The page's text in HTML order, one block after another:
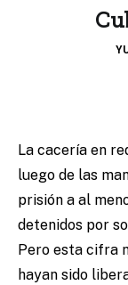
La cacería en
luego de las
prisión a al
detenidos por
Pero esta cifra
hayan sido